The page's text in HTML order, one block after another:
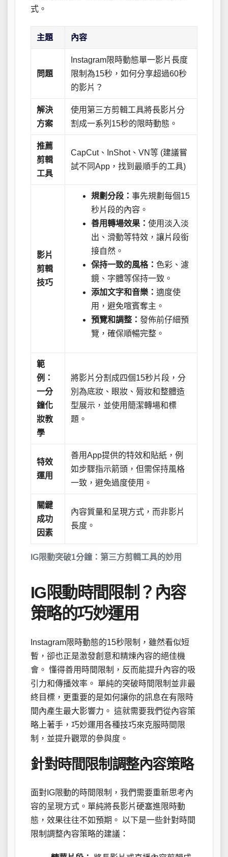
式。
IG限動突破1分鐘：第三方剪輯工具的妙用
主題 內容
問題
Instagram限時動態單一影片長度
限制為15秒，如何分享超過60秒
的影片？
解決
方案
使用第三方剪輯工具將長影片分
割成一系列15秒的限時動態。
推薦
剪輯
工具
CapCut、InShot、VN等 (建議嘗
試不同App，找到最順手的工具)
影片
剪輯
技巧
規劃分段：事先規劃每個15
秒片段的內容。
善用轉場效果：使用淡入淡
出、滑動等特效，讓片段銜
接自然。
保持一致的風格：色彩、濾
鏡、字體等保持一致。
添加文字和音樂：適度使
用，避免喧賓奪主。
預覽和調整：發佈前仔細預
覽，確保順暢完整。
範
例：
一分
鐘化
妝教
學
將影片分割成四個15秒片段，分
別為底妝、眼妝、脣妝和整體造
型展示，並使用簡潔轉場和標
題。
特效
運用
善用App提供的特效和貼紙，例
如步驟指示箭頭，但需保持風格
一致，避免過度使用。
關鍵
成功
因素
內容質量和呈現方式，而非影片
長度。
IG限動時間限制？內容
策略的巧妙運用
Instagram限時動態的15秒限制，雖然看似短
暫，卻也正是激發創意和精煉內容的絕佳機
會。 懂得善用時間限制，反而能提升內容的吸
引力和傳播效率。 單純的突破時間限制並非最
終目標，更重要的是如何讓你的訊息在有限時
間內產生最大影響力。 這就需要我們從內容策
略上著手，巧妙運用各種技巧來克服時間限
制，並提升觀眾的參與度。
針對時間限制調整內容策略
面對IG限動的時間限制，我們需要重新思考內
容的呈現方式。單純將長影片硬塞進限時動
態，效果往往不如預期。 以下是一些針對時間
限制調整內容策略的建議：